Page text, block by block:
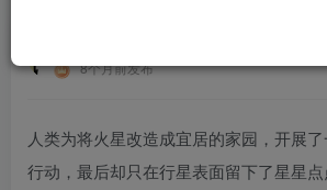
8个月前发布
人类为将火星改造成宜居的家园，开展
行动，最后却只在行星表面留下了星星点